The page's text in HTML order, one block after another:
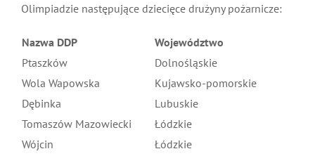
Projekty
100-lecie
Olimpiadzie następujące dziecięce drużyny pożarnicze:
Nazwa DDP
Województwo
Ptaszków
Dolnośląskie
Wola Wapowska
Kujawsko-pomorskie
Dębinka
Lubuskie
Tomaszów Mazowiecki
Łódzkie
Wójcin
Łódzkie